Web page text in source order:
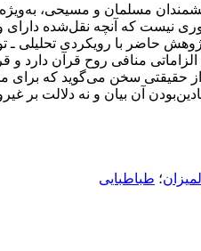
مسلمان و مسیحی،
نیست که آنچه نقل‌شده دارای
حاضر با رویکردی تحلیلی ـ
الزاماتی منافی روح قرآن
حقیقتی سخن می‌گوید که
آن بیان و نه دلالت
المیزان؛ طباطبایی